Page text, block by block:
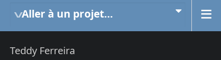
Aller à un projet...
Teddy Ferreira